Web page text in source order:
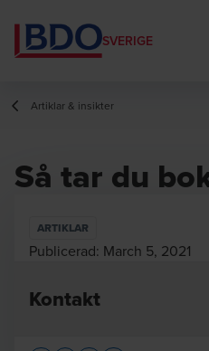
SVERIGE
Artiklar & insikter
Så tar du
ARTIKLAR
Publicerad: March 5, 2021
Kontakt